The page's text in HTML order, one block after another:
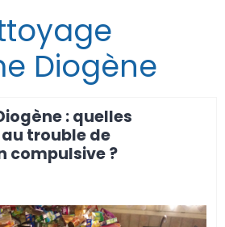
Diogène
: quelles
trouble de
compulsive ?